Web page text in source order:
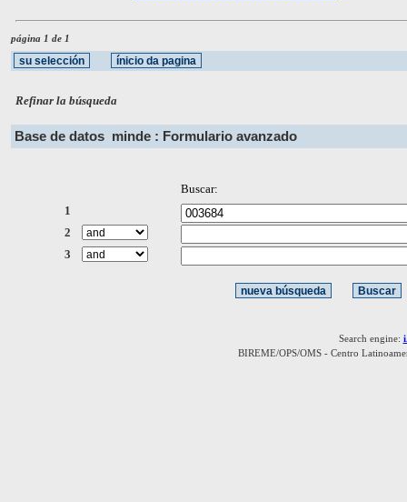
página 1 de 1
Refinar la búsqueda
Base de datos minde : Formulario avanzado
Buscar:
1
2
3
Search engine:
BIREME/OPS/OMS - Centro